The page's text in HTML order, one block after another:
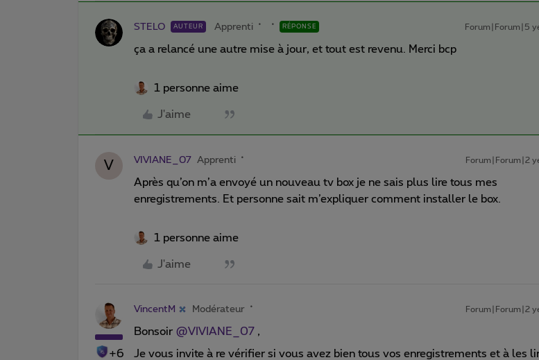
STELO AUTEUR Apprenti RÉPONSE Forum|Forum|5
ça a relancé une autre mise à jour, et tout est revenu. Merci bcp
1 personne aime
J'aime
V VIVIANE_07 Apprenti Forum|Forum|2
Après qu’on m’a envoyé un nouveau tv box je ne sais plus lire tous mes
enregistrements. Et personne sait m’expliquer comment installer le box.
1 personne aime
J'aime
+6
VincentM Modérateur Forum|Forum|2
Bonsoir @VIVIANE_07 ,
Je vous invite à re vérifier si vous avez bien tous vos enregistrements et à les